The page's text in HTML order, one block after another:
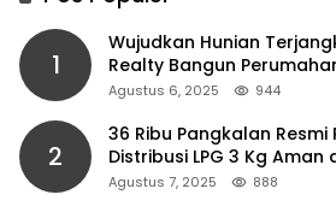
1
Wujudkan Hunian
Realty Bangun
Agustus 6, 2025 944
2
36 Ribu Pangkalan
Distribusi LPG 3 Kg Aman
Agustus 7, 2025 888